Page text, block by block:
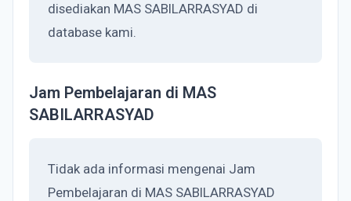
disediakan MAS SABILARRASYAD di
database kami.
Jam Pembelajaran di MAS
SABILARRASYAD
Tidak ada informasi mengenai Jam
Pembelajaran di MAS SABILARRASYAD